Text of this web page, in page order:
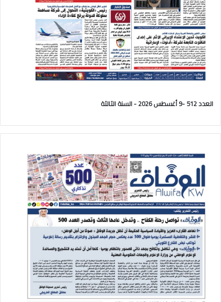
العدد 512 -9 أغسطس 2026 - السنة الثالثة